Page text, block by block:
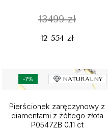
13499 zł
12 554 zł
-7% NATURALNY
Pierścionek zaręczynowy z
diamentami z żółtego złota
P0547ZB 0.11 ct